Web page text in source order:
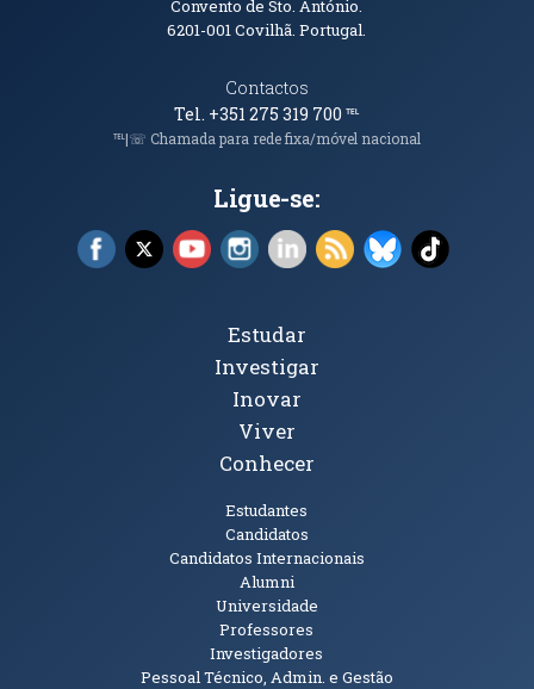
Convento de Sto. António.
6201-001Covilhã. Portugal.
Contactos
Tel. +351 275 319 700℡
℡|☏ Chamada para rede fixa/móvel nacional
Ligue-se:
Facebook (abre em nova janela)
X (abre em nova janela)
YouTube (abre em nova janela)
Instagram (abre em nova janela)
LinkedIn (abre em nova
RSS (abre em nova
Bluesky (abre
TikTok
Tópicos Principais
Estudar
Investigar
Inovar
Viver
Conhecer
Estudantes
Candidatos
Candidatos Internacionais
Alumni
Universidade
Professores
Investigadores
Pessoal Técnico, Admin. e Gestão